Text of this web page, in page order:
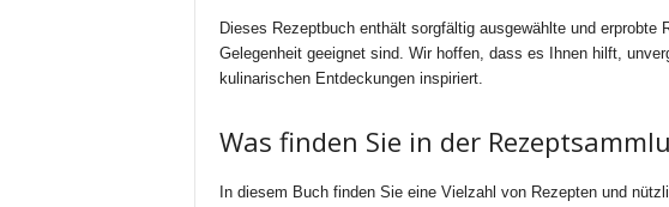
Dieses Rezeptbuch enthält sorgfältig ausgewählte und
Gelegenheit geeignet sind. Wir hoffen, dass es Ihnen hilft,
kulinarischen Entdeckungen inspiriert.
Was finden Sie in der
In diesem Buch finden Sie eine Vielzahl von Rezepten und